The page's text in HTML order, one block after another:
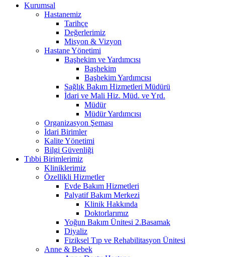
Kurumsal
Hastanemiz
Tarihçe
Değerlerimiz
Misyon & Vizyon
Hastane Yönetimi
Başhekim ve Yardımcısı
Başhekim
Başhekim Yardımcısı
Sağlık Bakım Hizmetleri Müdürü
İdari ve Mali Hiz. Müd. ve Yrd.
Müdür
Müdür Yardımcısı
Organizasyon Şeması
İdari Birimler
Kalite Yönetimi
Bilgi Güvenliği
Tıbbi Birimlerimiz
Kliniklerimiz
Özellikli Hizmetler
Evde Bakım Hizmetleri
Palyatif Bakım Merkezi
Klinik Hakkında
Doktorlarımız
Yoğun Bakım Ünitesi 2.Basamak
Diyaliz
Fiziksel Tıp ve Rehabilitasyon Ünitesi
Anne & Bebek